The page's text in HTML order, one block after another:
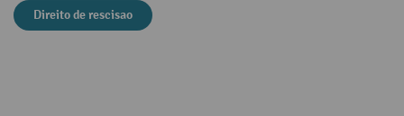
Direito de rescisao